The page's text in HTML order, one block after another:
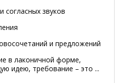
согласных звуков
и предложений
в лаконичной форме,
идею, требование – это ...